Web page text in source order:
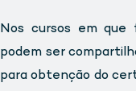
Nos cursos em que
podem ser
para obtenção do